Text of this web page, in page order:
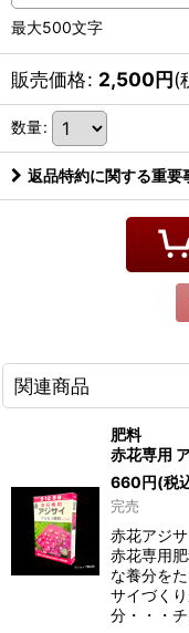
最大500文字
販売価格: 2,500円(
数量:
返品特約に関する重要
関連商品
肥料
赤花専用
660円(税
完売
赤花アジ
赤花専用
な養分を
サイづく
分・・・